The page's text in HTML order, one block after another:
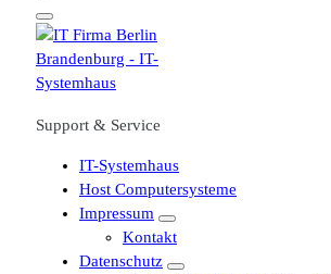
Support & Service
IT-Systemhaus
Host Computersysteme
Impressum
Kontakt
Datenschutz